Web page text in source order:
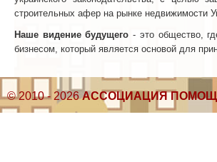
строительных афер на рынке недвижимости
Наше видение будущего - это общество,
бизнесом, который является основой для
© 2010 - 2026АССОЦИАЦИЯ